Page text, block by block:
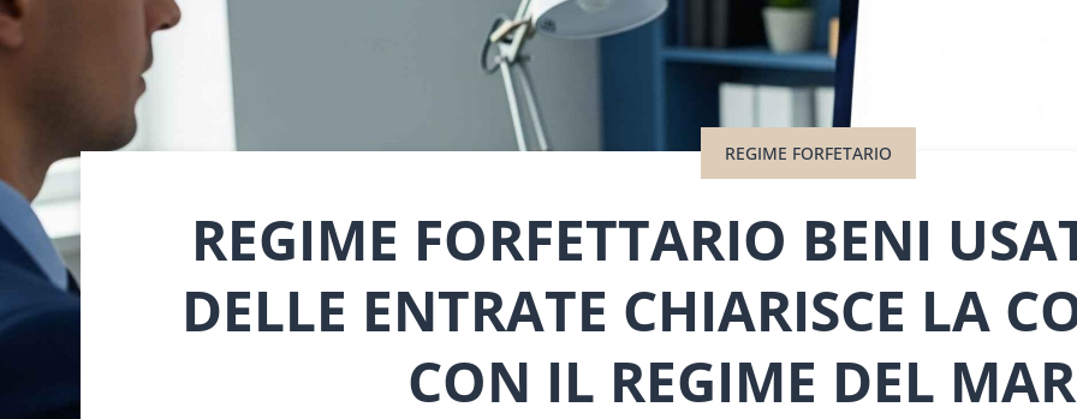
REGIME FORFETARIO
REGIME FORFETTARIO BENI
DELLE ENTRATE CHIARISCE LA
CON IL REGIME DEL